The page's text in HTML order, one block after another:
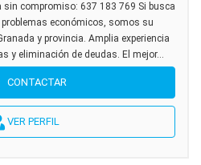
compromiso: 637 183 769 Si busca
económicos, somos su
y provincia. Amplia experiencia
y eliminación de deudas. El mejor...
CONTACTAR
VER PERFIL